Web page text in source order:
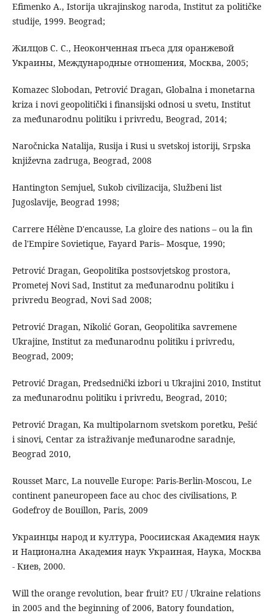
Efimenko A., Istorija ukrajinskog naroda, Institut za političke
studije, 1999. Beograd;
Жилцов С. С., Неоконченная пъеса для оранжевой
Украины, Международные отношения, Москва, 2005;
Komazec Slobodan, Petrović Dragan, Globalna i monetarna
kriza i novi geopolitički i finansijski odnosi u svetu, Institut
za međunarodnu politiku i privredu, Beograd, 2014;
Naročnicka Natalija, Rusija i Rusi u svetskoj istoriji, Srpska
književna zadruga, Beograd, 2008
Hantington Semjuel, Sukob civilizacija, Službeni list
Jugoslavije, Beograd 1998;
Carrere Hélène D'encausse, La gloire des nations – ou la fin
de l'Empire Sovietique, Fayard Paris– Mosque, 1990;
Petrović Dragan, Geopolitika postsovjetskog prostora,
Prometej Novi Sad, Institut za međunarodnu politiku i
privredu Beograd, Novi Sad 2008;
Petrović Dragan, Nikolić Goran, Geopolitika savremene
Ukrajine, Institut za međunarodnu politiku i privredu,
Beograd, 2009;
Petrović Dragan, Predsednički izbori u Ukrajini 2010, Institut
za međunarodnu politiku i privredu, Beograd, 2010;
Petrović Dragan, Ka multipolarnom svetskom poretku, Pešić
i sinovi, Centar za istraživanje međunarodne saradnje,
Beograd 2010,
Rousset Marc, La nouvelle Europe: Paris-Berlin-Moscou, Le
continent paneuropeen face au choc des civilisations, P.
Godefroy de Bouillon, Paris, 2009
Украинцы народ и култура, Роосииская Академия наук
и Национална Академия наук Украиная, Наука, Москва
- Киев, 2000.
Will the orange revolution, bear fruit? EU / Ukraine relations
in 2005 and the beginning of 2006, Batory foundation,